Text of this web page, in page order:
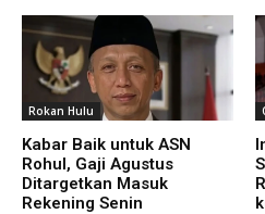
Rokan Hulu
Kabar Baik untuk ASN
Rohul, Gaji Agustus
Ditargetkan Masuk
Rekening Senin